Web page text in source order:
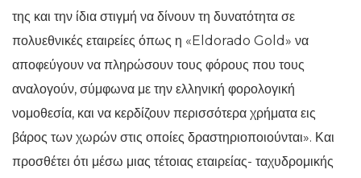
της και την ίδια στιγμή να δίνουν τη δυνατότητα σε
πολυεθνικές εταιρείες όπως η «Eldorado Gold» να
αποφεύγουν να πληρώσουν τους φόρους που τους
αναλογούν, σύμφωνα με την ελληνική φορολογική
νομοθεσία, και να κερδίζουν περισσότερα χρήματα εις
βάρος των χωρών στις οποίες δραστηριοποιούνται». Και
προσθέτει ότι μέσω μιας τέτοιας εταιρείας- ταχυδρομικής